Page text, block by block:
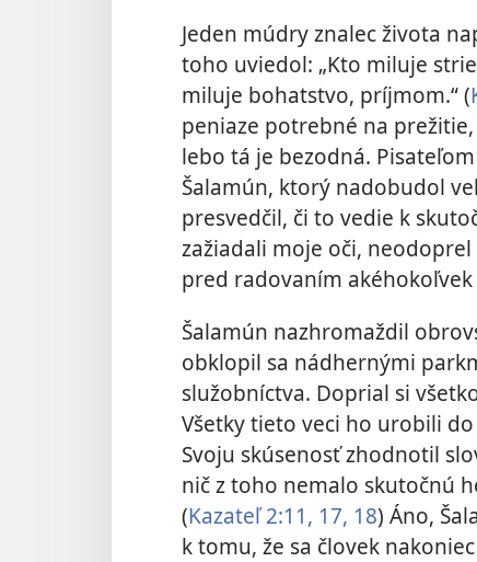
Jeden múdry znalec života
toho uviedol: „Kto miluje
miluje bohatstvo, príjmom.“ (
peniaze potrebné na
lebo tá je bezodná.
Šalamún, ktorý nadobudol
presvedčil, či to vedie k
zažiadali moje oči,
pred radovaním akéhokoľvek
Šalamún nazhromaždil
obklopil sa nádhernými
služobníctva. Doprial si
Všetky tieto veci ho urobili
Svoju skúsenosť zhodnotil
nič z toho nemalo skutočnú
(Kazateľ 2:11, 17, 18) Áno,
k tomu, že sa človek